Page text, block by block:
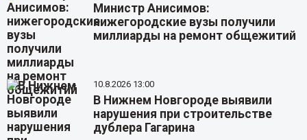
Министр Анисимов:
нижегородские вузы получили
миллиарды на ремонт общежитий
10.8.2026 13:00
В Нижнем Новгороде выявили
нарушения при строительстве
дублера Гагарина